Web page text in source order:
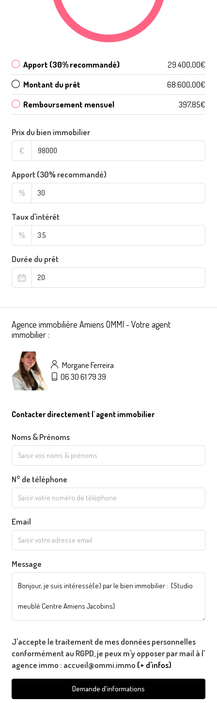
Apport (30% recommandé)
29.400,00€
Montant du prêt
68.600,00€
Remboursement mensuel
397,85€
Prix du bien immobilier
€
Apport (30% recommandé)
%
Taux d'intérêt
%
Durée du prêt
Agence immobilière Amiens OMMI - Votre agent
immobilier :
Morgane Ferreira
06 30 61 79 39
Contacter directement l' agent immobilier
Noms & Prénoms
N° de téléphone
Email
Message
J'accepte le traitement de mes données personnelles
conformément au RGPD, je peux m'y opposer par mail à l'
agence immo : accueil@ommi.immo (+ d'infos)
Demande d'informations